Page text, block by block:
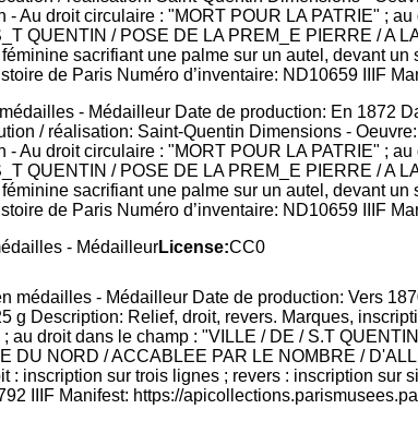
- Médailleur Date de production: En 1872
/ réalisation: Saint-Quentin Dimensions -
- Au droit circulaire : "MORT POUR LA PATRIE" ;
QUENTIN / POSE DE LA PREM_E PIERRE / A
sacrifiant une palme sur un autel, devant
de Paris Numéro d’inventaire: ND10659 IIIF
- MédailleurLicense:CC0